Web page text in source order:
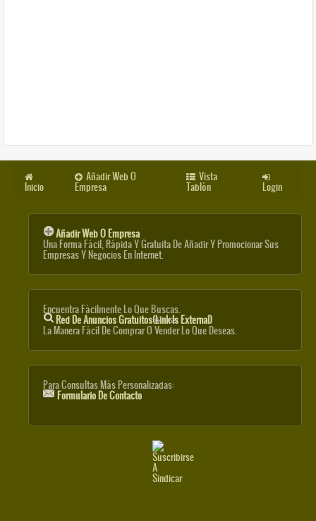
Inicio
Añadir Web O
Empresa
Vista
Tablón Login
Añadir Web O Empresa
Una Forma Fácil, Rápida Y Gratuita De Añadir Y Promocionar Sus
Empresas Y Negocios En Internet.
Encuentra Fácilmente Lo Que Buscas.
Red De Anuncios Gratuitos(link Is External)
La Manera Fácil De Comprar O Vender Lo Que Deseas.
Para Consultas Más Personalizadas:
Formulario De Contacto